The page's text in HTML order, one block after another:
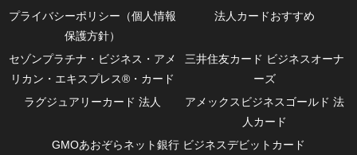
プライバシーポリシー（個人情報
保護方針）
法人カードおすすめ
セゾンプラチナ・ビジネス・アメ
リカン・エキスプレス®・カード
三井住友カード ビジネスオーナ
ーズ
ラグジュアリーカード 法人
アメックスビジネスゴールド 法
人カード
GMOあおぞらネット銀行 ビジネスデビットカード